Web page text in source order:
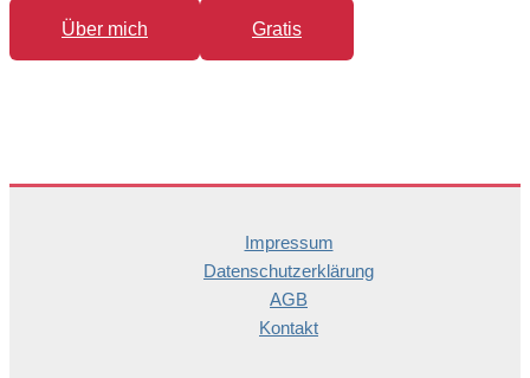
Über mich Gratis
Impressum
Datenschutzerklärung
AGB
Kontakt